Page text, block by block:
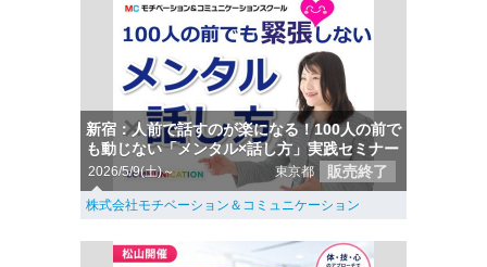
新宿：人前で話すのが楽になる！100人の前で
も動じない「メンタル×話し方」実践セミナー
2026/5/9(土)～ 東京都 販売終了
株式会社モチベーション＆コミュニケーション